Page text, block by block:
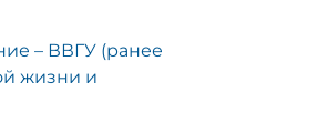
– ВВГУ (ранее
жизни и